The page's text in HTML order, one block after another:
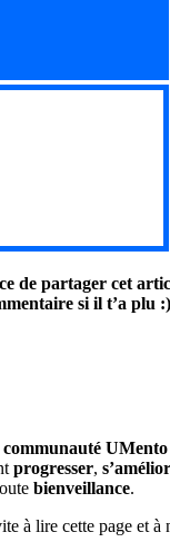
!
de partager cet
si il t’a plu
communauté UMento
progresser,
bienveillance.
à lire cette page et